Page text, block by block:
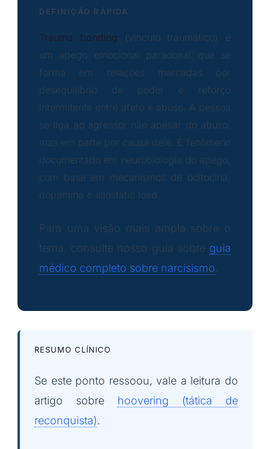
DEFINIÇÃO RÁPIDA
Trauma bonding (vínculo traumático) é
um apego emocional paradoxal que se
forma em relações marcadas por
desequilíbrio de poder e reforço
intermitente entre afeto e abuso. A pessoa
se liga ao agressor não apesar do abuso,
mas em parte por causa dele. É fenômeno
documentado em neurobiologia do apego,
com base em mecanismos de ocitocina,
dopamina e allostatic load.
Para uma visão mais ampla sobre o
tema, consulte nosso guia sobre guia
médico completo sobre narcisismo
RESUMO CLÍNICO
Se este ponto ressoou, vale a leitura do
artigo sobre hoovering (tática de
reconquista).